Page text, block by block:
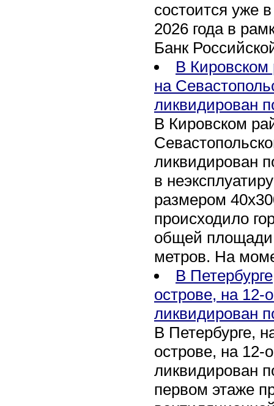
состоится уже
2026 года в
Банк
В Кировском
на
ликвидирован
В Кировском
ликвидирован
в
размером
происходило
общей площади
метров. На
В
острове, на 12-
ликвидирован
В Петербурге,
острове, на 12-
ликвидирован
первом этаже